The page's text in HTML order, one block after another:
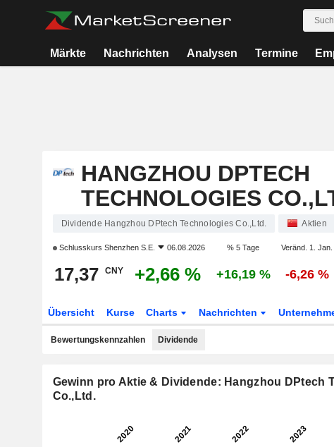
Märkte Nachrichten Analysen Termine
HANGZHOU DPTECH
TECHNOLOGIES
Dividende Hangzhou DPtech Technologies Co.,Ltd. Aktien
Schlusskurs Shenzhen S.E. 06.08.2026 % 5 Tage Veränd. 1. Jan.
17,37 CNY +2,66 % +16,19 % -6,26 %
Übersicht Kurse Charts Nachrichten
Bewertungskennzahlen Dividende
Gewinn pro Aktie & Dividende: Hangzhou DPtech
Co.,Ltd.